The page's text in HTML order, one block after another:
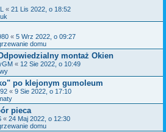
« 21 Lis 2022, o 18:52
« 5 Wrz 2022, o 09:27
domu
montaż Okien
« 12 Sie 2022, o 10:49
po klejonym gumoleum
« 9 Sie 2022, o 17:10
pieca
« 24 Maj 2022, o 12:30
domu